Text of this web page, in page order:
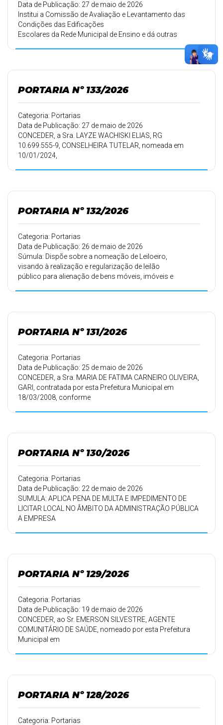
Data de Publicação: 27 de maio de 2026
Institui a Comissão de Avaliação e Levantamento das
Condições das Edificações
Escolares da Rede Municipal de Ensino e dá outras
PORTARIA Nº 133/2026
Categoria: Portarias
Data de Publicação: 27 de maio de 2026
CONCEDER, a Sra. LAYZE WACHISKI ELIAS, RG
10.699.555-9, CONSELHEIRA TUTELAR, nomeada em
10/01/2024,
PORTARIA Nº 132/2026
Categoria: Portarias
Data de Publicação: 26 de maio de 2026
Súmula: Dispõe sobre a nomeação de Leiloeiro,
visando à realização e regularização de leilão
público para alienação de bens móveis, imóveis e
PORTARIA Nº 131/2026
Categoria: Portarias
Data de Publicação: 25 de maio de 2026
CONCEDER, a Sra. MARIA DE FATIMA CARNEIRO OLIVEIRA,
GARI, contratada por esta Prefeitura Municipal em
18/03/2008, conforme
período de trabalho de 18/03/2024 a 17/03/2025, a partir
de 26/05/2026,
devendo retornar ao trabalho em 25/06/2026.
PORTARIA Nº 130/2026
Categoria: Portarias
Data de Publicação: 22 de maio de 2026
SUMULA: APLICA PENA DE MULTA E IMPEDIMENTO DE
LICITAR LOCAL NO ÂMBITO DA ADMINISTRAÇÃO PÚBLICA
A EMPRESA
PORTARIA Nº 129/2026
Categoria: Portarias
Data de Publicação: 19 de maio de 2026
CONCEDER, ao Sr. EMERSON SILVESTRE, AGENTE
COMUNITÁRIO DE SAÚDE, nomeado por esta Prefeitura
Municipal em
PORTARIA Nº 128/2026
Categoria: Portarias